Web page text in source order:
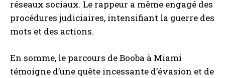
réseaux sociaux. Le rappeur a même engagé des
procédures judiciaires, intensifiant la guerre des
mots et des actions.
En somme, le parcours de Booba à Miami
témoigne d’une quête incessante d’évasion et de